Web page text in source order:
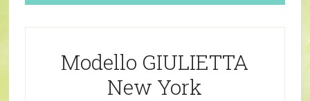
Modello GIULIETTA
New York